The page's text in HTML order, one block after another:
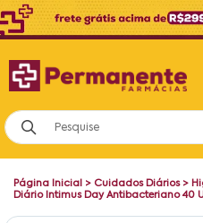
Página Inicial > Cuidados Diários>
Diário Intimus Day Antibacteriano 40